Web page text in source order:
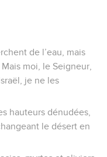
de l’eau, mais
moi, le Seigneur,
je ne les
hauteurs dénudées,
le désert en